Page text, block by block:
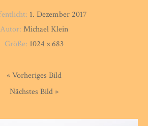
1. Dezember 2017
Autor: Michael Klein
Größe: 1024 × 683
« Vorheriges Bild
Nächstes Bild »